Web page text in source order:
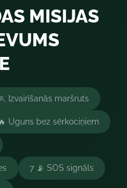
MISIJAS
Izvairīšanās maršruts
Uguns bez sērkociņiem
7 📡 SOS signāls